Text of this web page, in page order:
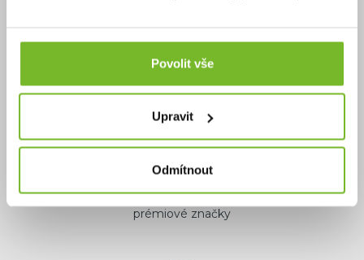
Povolit vše
Upravit
Odmítnout
Potřebujete poradit?
+420 732 587 099
eshop@moris.cz
jistota originální
prémiové značky